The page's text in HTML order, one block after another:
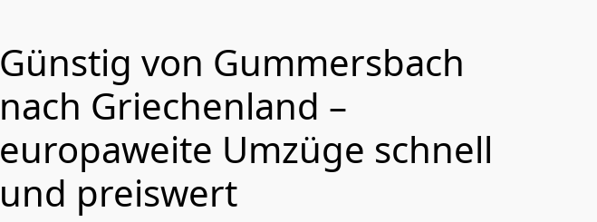
Günstig von Gummersbach
nach Griechenland –
europaweite Umzüge schnell
und preiswert